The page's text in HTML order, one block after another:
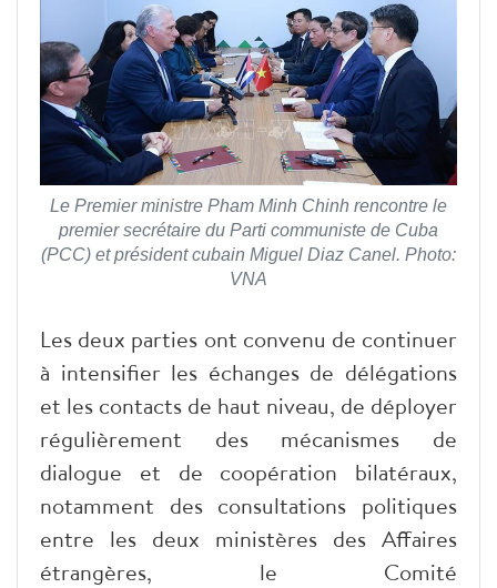
Le Premier ministre Pham Minh Chinh rencontre le
premier secrétaire du Parti communiste de Cuba
(PCC) et président cubain Miguel Diaz Canel. Photo:
VNA
Les deux parties ont convenu de continuer
à intensifier les échanges de délégations
et les contacts de haut niveau, de déployer
régulièrement des mécanismes de
dialogue et de coopération bilatéraux,
notamment des consultations politiques
entre les deux ministères des Affaires
étrangères, le Comité